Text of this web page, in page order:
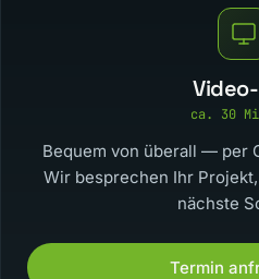
ca. 30
Bequem von überall — per
Wir besprechen Ihr
nächste
Termin